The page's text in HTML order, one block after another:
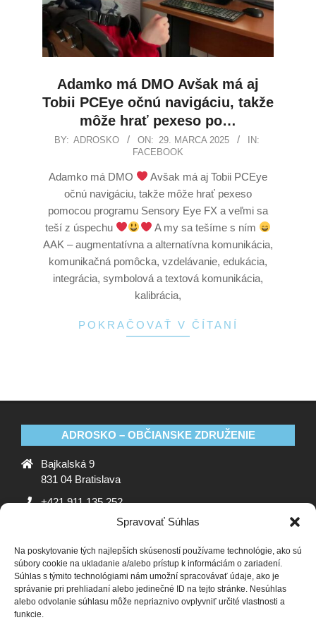
Spravovať Súhlas
Na poskytovanie tých najlepších skúseností používame technológie, ako sú
súbory cookie na ukladanie a/alebo prístup k informáciám o zariadení.
Súhlas s týmito technológiami nám umožní spracovávať údaje, ako je
správanie pri prehliadaní alebo jedinečné ID na tejto stránke. Nesúhlas
alebo odvolanie súhlasu môže nepriaznivo ovplyvniť určité vlastnosti a
funkcie.
Adamko má DMO Avšak má aj
Tobii PCEye očnú navigáciu, takže
môže hrať pexeso po…
BY: ADROSKO ON: 29. MARCA 2025
IN:
FACEBOOK
Adamko má DMO
Avšak má aj Tobii PCEye
očnú navigáciu, takže môže hrať pexeso
pomocou programu Sensory Eye FX a veľmi sa
teší z úspechu
A my sa tešíme s ním
AAK – augmentatívna a alternatívna komunikácia,
komunikačná pomôcka, vzdelávanie, edukácia,
integrácia, symbolová a textová komunikácia,
kalibrácia,
POKRAČOVAŤ V ČÍTANÍ
ADROSKO – OBČIANSKE ZDRUŽENIE
Bajkalská 9
831 04 Bratislava
+421 911 135 252
ADROSKO
Stanovy OZ Ochrana osobných údajov
Zásady
používania súborov cookie (EÚ)
Vyhlásenie o ochrane
osobných údajov (EU)